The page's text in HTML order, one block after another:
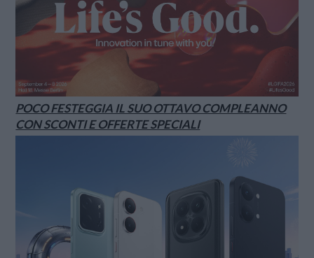
POCO FESTEGGIA IL SUO OTTAVO COMPLEANNO
CON SCONTI E OFFERTE SPECIALI